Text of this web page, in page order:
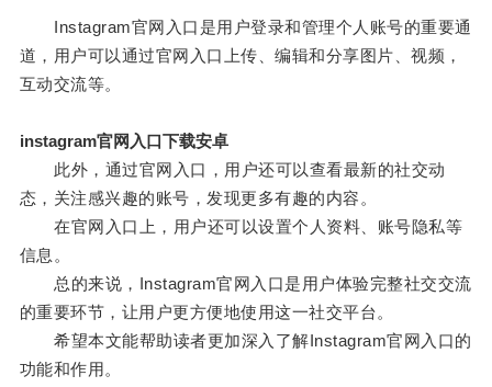
Instagram官网入口是用户登录和管理个人账号的重要通
道，用户可以通过官网入口上传、编辑和分享图片、视频，
互动交流等。
instagram官网入口下载安卓
此外，通过官网入口，用户还可以查看最新的社交动
态，关注感兴趣的账号，发现更多有趣的内容。
在官网入口上，用户还可以设置个人资料、账号隐私等
信息。
总的来说，Instagram官网入口是用户体验完整社交交流
的重要环节，让用户更方便地使用这一社交平台。
希望本文能帮助读者更加深入了解Instagram官网入口的
功能和作用。